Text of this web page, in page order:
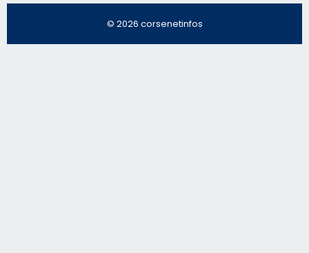
© 2026 corsenetinfos